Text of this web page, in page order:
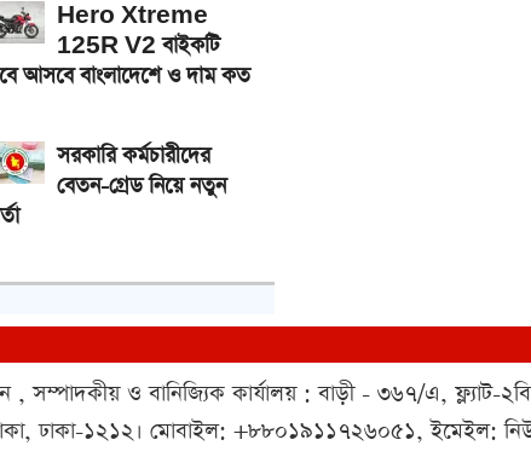
Hero Xtreme
125R V2 বাইকটি
আসবে বাংলাদেশে ও দাম কত
সরকারি কর্মচারীদের
বেতন-গ্রেড নিয়ে নতুন
, সম্পাদকীয় ও বানিজ্যিক কার্যালয় : বাড়ী - ৩৬৭/এ, ফ্ল্যাট-
ঢাকা-১২১২। মোবাইল: +৮৮০১৯১১৭২৬০৫১, ইমেইল: